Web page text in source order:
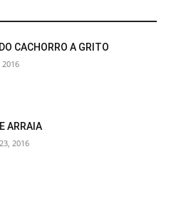
CACHORRO A GRITO
2016
ARRAIA
2016